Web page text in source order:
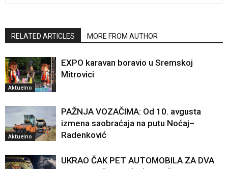
RELATED ARTICLES MORE FROM AUTHOR
Aktuelno
EXPO karavan boravio u Sremskoj
Mitrovici
Aktuelno
PAŽNJA VOZAČIMA: Od 10. avgusta
izmena saobraćaja na putu Noćaj–
Radenković
UKRAO ČAK PET AUTOMOBILA ZA DVA